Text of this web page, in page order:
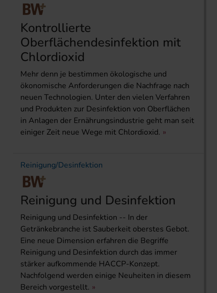
Kontrollierte
Oberflächendesinfektion mit
Chlordioxid
Mehr denn je bestimmen ökologische und
ökonomische Anforderungen die Nachfrage nach
neuen Technologien. Unter den vielen Verfahren
und Produkten zur Desinfektion von Oberflächen
in Anlagen der Ernährungsindustrie geht man seit
einiger Zeit neue Wege mit Chlordioxid.
Reinigung/Desinfektion
Reinigung und Desinfektion
Reinigung und Desinfektion -- In der
Getränkebranche ist Sauberkeit oberstes Gebot.
Eine neue Dimension erfahren die Begriffe
Reinigung und Desinfektion durch das immer
stärker aufkommende HACCP-Konzept.
Nachfolgend werden einige Neuheiten in diesem
Bereich vorgestellt.